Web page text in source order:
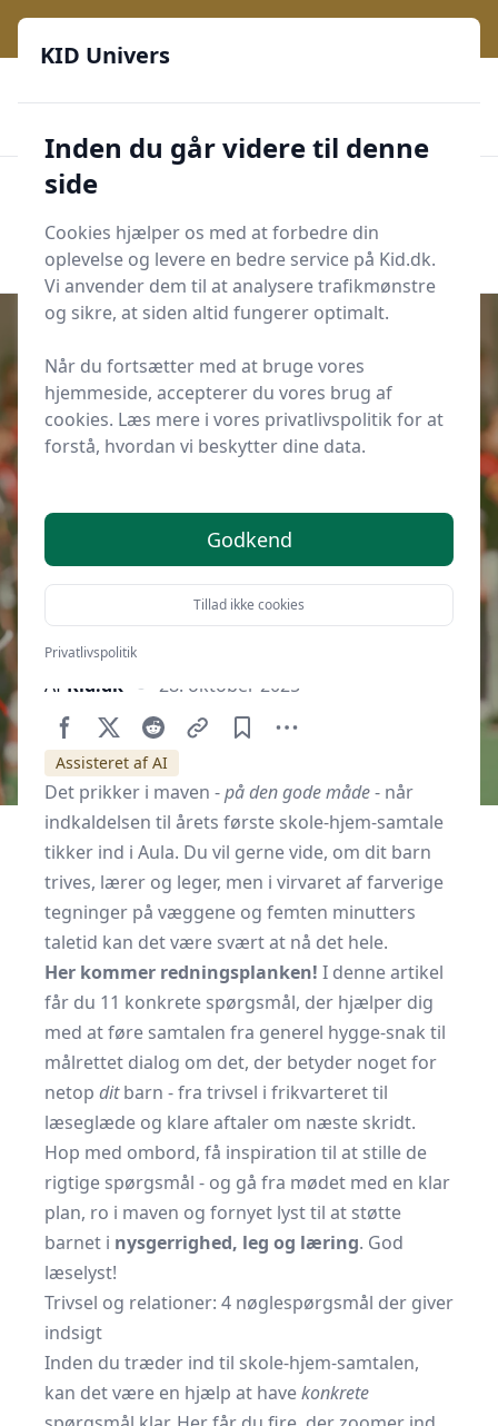
Start søgning
Start søgning
Udgivet iFor de voksne
11 spørgsmål til skole-hjem-
samtalen i indskolingen
Af Kid.dk 28. oktober 2025
Assisteret af AI
Det prikker i maven -på den gode måde- når
indkaldelsen til årets første skole-hjem-samtale
tikker ind i Aula. Du vil gerne vide, om dit barn
trives, lærer og leger, men i virvaret af farverige
tegninger på væggene og femten minutters
taletid kan det være svært at nå det hele.
Her kommer redningsplanken! I denne artikel
får du 11 konkrete spørgsmål, der hjælper dig
med at føre samtalen fra generel hygge-snak til
målrettet dialog om det, der betyder noget for
netop ditbarn - fra trivsel i frikvarteret til
læseglæde og klare aftaler om næste skridt.
Hop med ombord, få inspiration til at stille de
rigtige spørgsmål - og gå fra mødet med en klar
plan, ro i maven og fornyet lyst til at støtte
barnet i nysgerrighed, leg og læring. God
læselyst!
Trivsel og relationer: 4 nøglespørgsmål der giver
indsigt
Inden du træder ind til skole-hjem-samtalen,
kan det være en hjælp at havekonkrete
KID Univers
Inden du går videre til denne
side
Cookies hjælper os med at forbedre din
oplevelse og levere en bedre service på Kid.dk.
Vi anvender dem til at analysere trafikmønstre
og sikre, at siden altid fungerer optimalt.
Når du fortsætter med at bruge vores
hjemmeside, accepterer du vores brug af
cookies. Læs mere i vores privatlivspolitik for at
forstå, hvordan vi beskytter dine data.
Godkend
Tillad ikke cookies
Privatlivspolitik